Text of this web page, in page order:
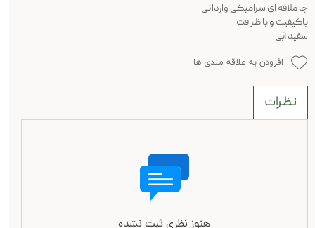
جا ملاقه ای سرامیکی وارداتی
باکیفیت و با ظرافت
سفید آبی
افزودن به علاقه مندی ها
نظرات
هنوز نظری ثبت نشده